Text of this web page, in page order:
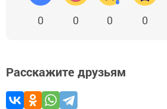
0 0 0 0
Расскажите друзьям